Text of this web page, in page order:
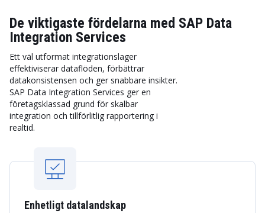
De viktigaste fördelarna med SAP Data
Integration Services
Ett väl utformat integrationslager
effektiviserar dataflöden, förbättrar
datakonsistensen och ger snabbare insikter.
SAP Data Integration Services ger en
företagsklassad grund för skalbar
integration och tillförlitlig rapportering i
realtid.
Enhetligt datalandskap